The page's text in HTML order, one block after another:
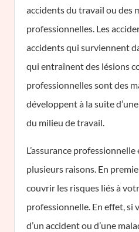
accidents du travail ou des
professionnelles. Les
accidents qui surviennent
qui entraînent des lésions
professionnelles sont des
développent à la suite
du milieu de travail.
L’assurance
plusieurs raisons. En
couvrir les risques liés à
professionnelle. En effet, si
d’un accident ou d’une